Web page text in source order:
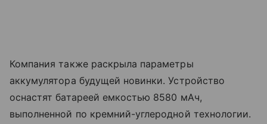
Компания также раскрыла параметры
аккумулятора будущей новинки. Устройство
оснастят батареей емкостью 8580 мАч,
выполненной по кремний-углеродной технологии.